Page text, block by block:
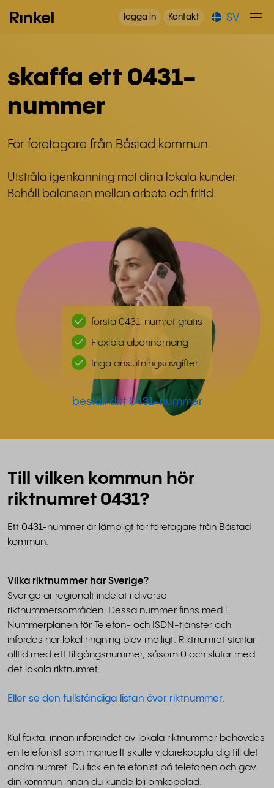
logga in Kontakt SV
skaffa ett 0431-
nummer
För företagare från Båstad kommun.
Utstråla igenkänning mot dina lokala kunder.
Behåll balansen mellan arbete och fritid.
första 0431-numret gratis
Flexibla abonnemang
Inga anslutningsavgifter
beställ ditt 0431-nummer
Till vilken kommun hör
riktnumret 0431?
Ett 0431-nummer är lämpligt för företagare från Båstad
kommun.
Vilka riktnummer har Sverige?
Sverige är regionalt indelat i diverse
riktnummersområden. Dessa nummer finns med i
Nummerplanen för Telefon- och ISDN-tjänster och
infördes när lokal ringning blev möjligt. Riktnumret startar
alltid med ett tillgångsnummer, såsom 0 och slutar med
det lokala riktnumret.
Eller se den fullständiga listan över riktnummer.
Kul fakta: innan införandet av lokala riktnummer behövdes
en telefonist som manuellt skulle vidarekoppla dig till det
andra numret. Du fick en telefonist på telefonen och gav
din kommun innan du kunde bli omkopplad.